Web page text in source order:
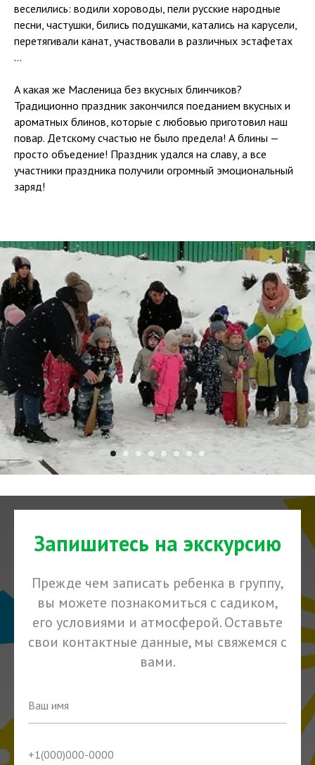
веселились: водили хороводы, пели русские народные
песни, частушки, бились подушками, катались на карусели,
перетягивали канат, участвовали в различных эстафетах
…
А какая же Масленица без вкусных блинчиков?
Традиционно праздник закончился поеданием вкусных и
ароматных блинов, которые с любовью приготовил наш
повар. Детскому счастью не было предела! А блины —
просто объедение! Праздник удался на славу, а все
участники праздника получили огромный эмоциональный
заряд!
Запишитесь на экскурсию
Прежде чем записать ребенка в группу,
вы можете познакомиться с садиком,
его условиями и атмосферой. Оставьте
свои контактные данные, мы свяжемся с
вами.